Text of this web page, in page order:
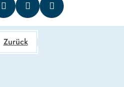
Zurück